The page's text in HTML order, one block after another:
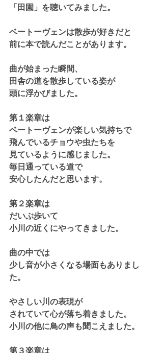
「田園」を聴いてみました。
ベートーヴェンは散歩が好きだと
前に本で読んだことがあります。
曲が始まった瞬間、
田舎の道を散歩している姿が
頭に浮かびました。
第１楽章は
ベートーヴェンが楽しい気持ちで
飛んでいるチョウや虫たちを
見ているように感じました。
毎日通っている道で
安心したんだと思います。
第２楽章は
だいぶ歩いて
小川の近くにやってきました。
曲の中では
少し音が小さくなる場面もありまし
た。
やさしい川の表現が
されていて心が落ち着きました。
小川の他に鳥の声も聞こえました。
第３楽章は